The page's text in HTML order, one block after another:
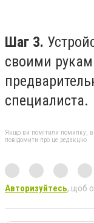
Шаг 3.
своими
специалиста.
Якщо ви помітили помилку,
повідомити про це редакцію
Авторизуйтесь, щоб